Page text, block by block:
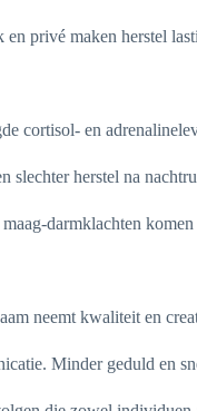
privé maken herstel
cortisol- en
herstel na
darmklachten
neemt kwaliteit en
Minder geduld en